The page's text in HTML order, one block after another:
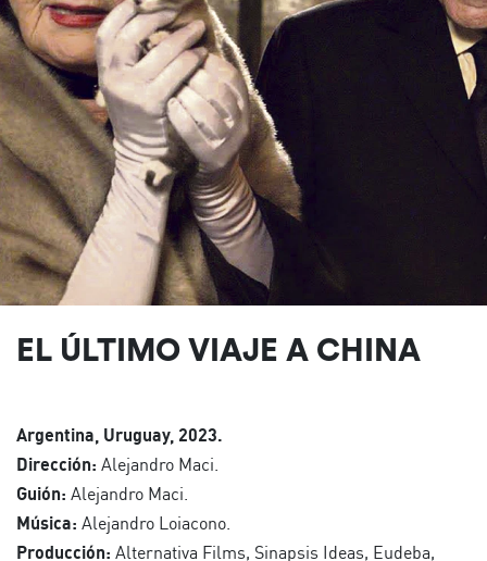
EL ÚLTIMO VIAJE A CHINA
Argentina, Uruguay, 2023.
Dirección: Alejandro Maci.
Guión: Alejandro Maci.
Música: Alejandro Loiacono.
Producción: Alternativa Films, Sinapsis Ideas, Eudeba,